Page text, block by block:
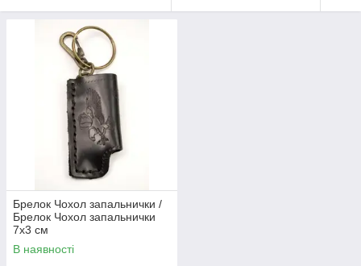
Брелок Чохол запальнички /
Брелок Чохол запальнички
7x3 см
В наявності